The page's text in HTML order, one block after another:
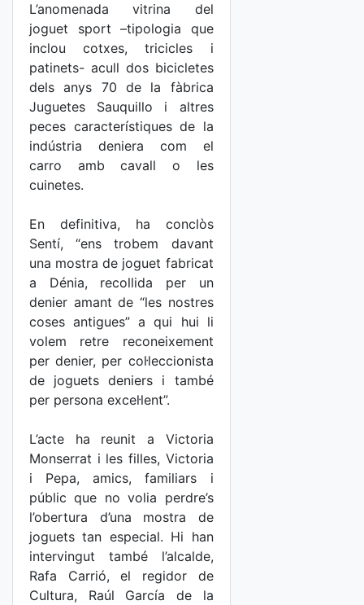
L’anomenada vitrina del
joguet sport –tipologia que
inclou cotxes, tricicles i
patinets- acull dos bicicletes
dels anys 70 de la fàbrica
Juguetes Sauquillo i altres
peces característiques de la
indústria deniera com el
carro amb cavall o les
cuinetes.
En definitiva, ha conclòs
Sentí, “ens trobem davant
una mostra de joguet fabricat
a Dénia, recollida per un
denier amant de “les nostres
coses antigues” a qui hui li
volem retre reconeixement
per denier, per col·leccionista
de joguets deniers i també
per persona excel·lent”.
L’acte ha reunit a Victoria
Monserrat i les filles, Victoria
i Pepa, amics, familiars i
públic que no volia perdre’s
l’obertura d’una mostra de
joguets tan especial. Hi han
intervingut també l’alcalde,
Rafa Carrió, el regidor de
Cultura, Raúl García de la